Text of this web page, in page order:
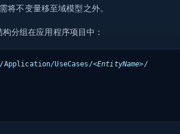
将不变量移至域模型之外。
分组在应用程序项目中：
/Application/UseCases/<EntityName>/